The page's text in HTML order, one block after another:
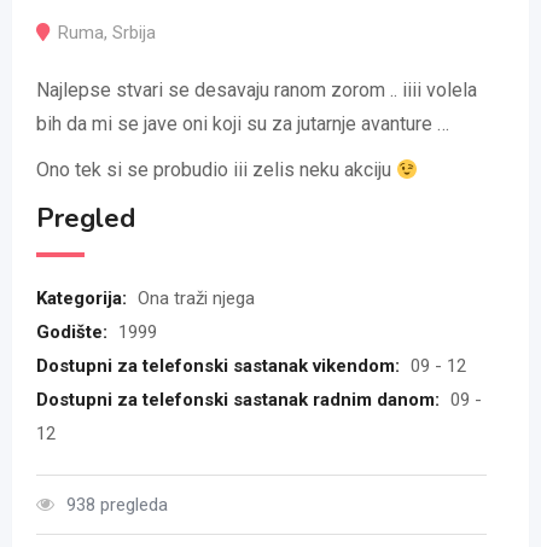
Ruma, Srbija
Najlepse stvari se desavaju ranom zorom .. iiii volela
bih da mi se jave oni koji su za jutarnje avanture …
Ono tek si se probudio iii zelis neku akciju
Pregled
Kategorija: Ona traži njega
Godište:
1999
Dostupni za telefonski sastanak vikendom: 09 - 12
Dostupni za telefonski sastanak radnim danom: 09 -
12
938 pregleda